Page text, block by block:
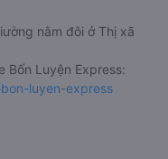
nằm đôi ở Thị xã
Bốn Luyện Express:
luyen-express